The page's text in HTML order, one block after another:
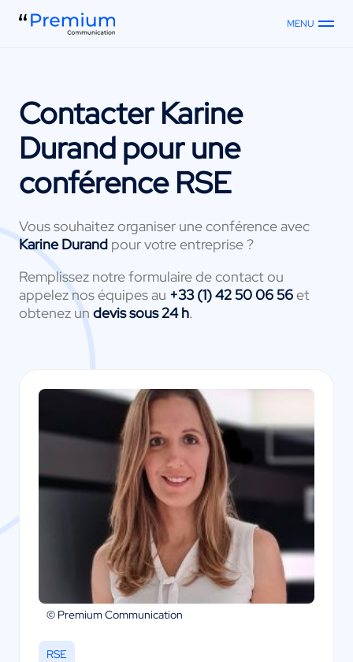
MENU
ContacterKarine
Durandpour une
conférence RSE
Vous souhaitez organiser une conférence avec
Karine Durand pour votre entreprise ?
Remplissez notre formulaire de contact ou
appelez nos équipes au +33 (1) 42 50 06 56et
obtenez un devis sous 24 h.
© Premium Communication
RSE